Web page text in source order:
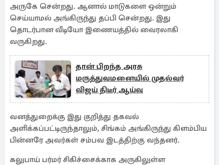
அருகே சென்றது. ஆனால் மாடுகளை ஒன்றும்
செய்யாமல் அங்கிருந்து தப்பி சென்றது. இது
தொடர்பான வீடியோ இணையத்தில் வைரலாகி
வருகிறது.
தான் பிறந்த அரசு
மருத்துவமனையில் முதல்வர்
விஜய் திடீர் ஆய்வு
வனத்துறைக்கு இது குறித்து தகவல்
அளிக்கப்பட்டிருந்தாலும், சிங்கம் அங்கிருந்து கிளம்பிய
பின்னரே அவர்கள் சம்பவ இடத்திற்கு வந்தனர்.
கலுபாய் பர்மர் சிகிச்சைக்காக அருகிலுள்ள